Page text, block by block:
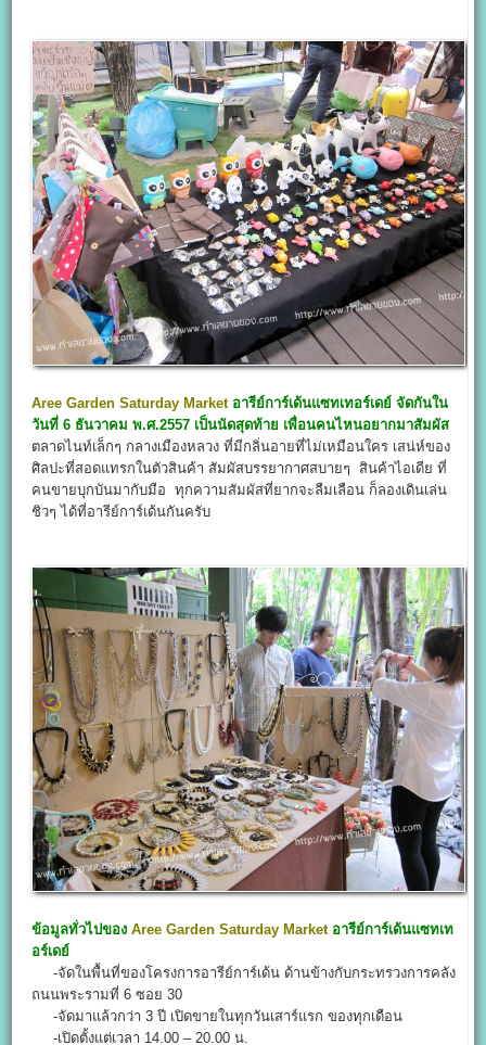
Aree Garden Saturday Market อารีย์การ์เด้นแซทเทอร์เดย์ จัดกันใน
วันที่ 6 ธันวาคม พ.ศ.2557 เป็นนัดสุดท้าย เพื่อนคนไหนอยากมาสัมผัส
ตลาดไนท์เล็กๆ กลางเมืองหลวง ที่มีกลิ่นอายที่ไม่เหมือนใคร เสน่ห์ของ
ศิลปะที่สอดแทรกในตัวสินค้า สัมผัสบรรยากาศสบายๆ สินค้าไอเดีย ที่
คนขายบุกบันมากับมือ ทุกความสัมผัสที่ยากจะลืมเลือน ก็ลองเดินเล่น
ชิวๆ ได้ที่อารีย์การ์เด้นกันครับ
ข้อมูลทั่วไปของ Aree Garden Saturday Market อารีย์การ์เด้นแซทเท
อร์เดย์
-จัดในพื้นที่ของโครงการอารีย์การ์เด้น ด้านข้างกับกระทรวงการคลัง
ถนนพระรามที่ 6 ซอย 30
-จัดมาแล้วกว่า 3 ปี เปิดขายในทุกวันเสาร์แรก ของทุกเดือน
-เปิดตั้งแต่เวลา 14.00 – 20.00 น.